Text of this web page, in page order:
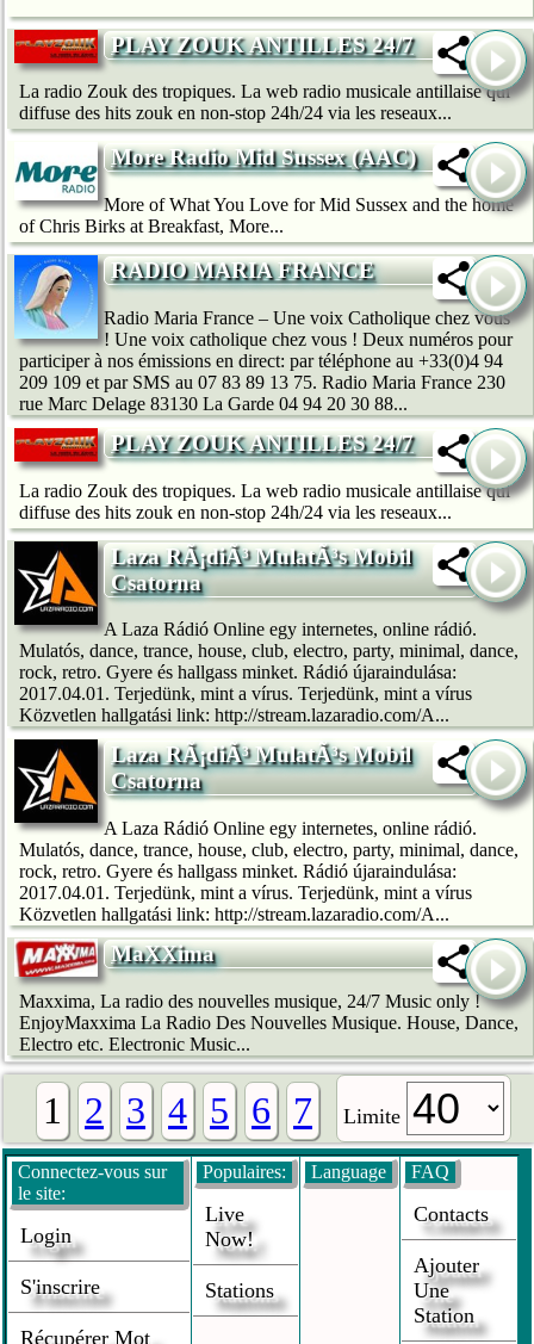
PLAY ZOUK ANTILLES 24/7
La radio Zouk des tropiques. La web radio musicale antillaise qui
diffuse des hits zouk en non-stop 24h/24 via les reseaux...
More Radio Mid Sussex (AAC)
More of What You Love for Mid Sussex and the home
of Chris Birks at Breakfast, More...
RADIO MARIA FRANCE
Radio Maria France – Une voix Catholique chez vous
! Une voix catholique chez vous ! Deux numéros pour
participer à nos émissions en direct: par téléphone au +33(0)4 94
209 109 et par SMS au 07 83 89 13 75. Radio Maria France 230
rue Marc Delage 83130 La Garde 04 94 20 30 88...
PLAY ZOUK ANTILLES 24/7
La radio Zouk des tropiques. La web radio musicale antillaise qui
diffuse des hits zouk en non-stop 24h/24 via les reseaux...
Laza RÃ¡diÃ³ MulatÃ³s Mobil
Csatorna
A Laza Rádió Online egy internetes, online rádió.
Mulatós, dance, trance, house, club, electro, party, minimal, dance,
rock, retro. Gyere és hallgass minket. Rádió újaraindulása:
2017.04.01. Terjedünk, mint a vírus. Terjedünk, mint a vírus
Közvetlen hallgatási link: http://stream.lazaradio.com/A...
Laza RÃ¡diÃ³ MulatÃ³s Mobil
Csatorna
A Laza Rádió Online egy internetes, online rádió.
Mulatós, dance, trance, house, club, electro, party, minimal, dance,
rock, retro. Gyere és hallgass minket. Rádió újaraindulása:
2017.04.01. Terjedünk, mint a vírus. Terjedünk, mint a vírus
Közvetlen hallgatási link: http://stream.lazaradio.com/A...
MaXXima
Maxxima, La radio des nouvelles musique, 24/7 Music only !
EnjoyMaxxima La Radio Des Nouvelles Musique. House, Dance,
Electro etc. Electronic Music...
1 2 3 4 5 6 7 Limite
Connectez-vous sur
le site:
Login
S'inscrire
Récupérer Mot
Populaires:
Live
Now!
Stations
Language FAQ
Contacts
Ajouter
Une
Station